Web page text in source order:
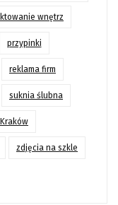
wnętrz
przypinki
reklama firm
suknia ślubna
zdjęcia na szkle